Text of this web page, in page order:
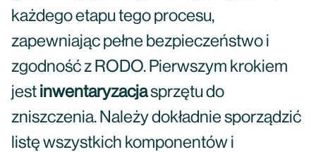
każdego etapu tego procesu,
zapewniając pełne bezpieczeństwo i
zgodność z RODO. Pierwszym krokiem
jest inwentaryzacjasprzętu do
zniszczenia. Należy dokładnie sporządzić
listę wszystkich komponentów i